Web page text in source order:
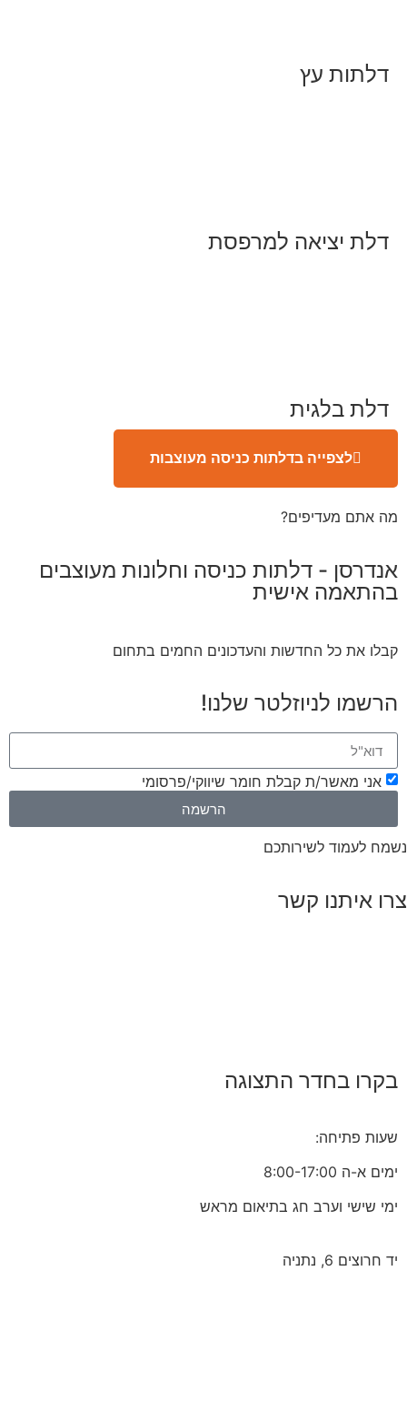
דלתות עץ
דלת יציאה למרפסת
דלת בלגית
לצפייה בדלתות כניסה מעוצבות
מה אתם מעדיפים?
אנדרסן - דלתות כניסה וחלונות מעוצבים
בהתאמה אישית
קבלו את כל החדשות והעדכונים החמים בתחום
הרשמו לניוזלטר שלנו!
אני מאשר/ת קבלת חומר שיווקי/פרסומי
הרשמה
נשמח לעמוד לשירותכם
צרו איתנו קשר
בקרו בחדר התצוגה
שעות פתיחה:
ימים א-ה 8:00-17:00
ימי שישי וערב חג בתיאום מראש
יד חרוצים 6, נתניה